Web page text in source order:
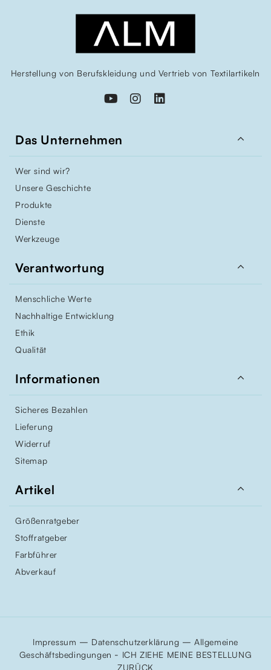
Herstellung von Berufskleidung und Vertrieb von Textilartikeln
Das Unternehmen 
Wer sind wir?
Unsere Geschichte
Produkte
Dienste
Werkzeuge
Verantwortung 
Menschliche Werte
Nachhaltige Entwicklung
Ethik
Qualität
Informationen 
Sicheres Bezahlen
Lieferung
Widerruf
Sitemap
Artikel 
Größenratgeber
Stoffratgeber
Farbführer
Abverkauf
Impressum – Datenschutzerklärung –Allgemeine
Geschäftsbedingungen - ICH ZIEHE MEINE BESTELLUNG
ZURÜCK